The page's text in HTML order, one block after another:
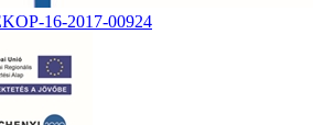
16-2017-00924